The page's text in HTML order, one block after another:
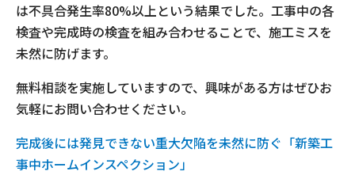
は不具合発生率80%以上という結果でした。工事中の各
検査や完成時の検査を組み合わせることで、施工ミスを
未然に防げます。
無料相談を実施していますので、興味がある方はぜひお
気軽にお問い合わせください。
完成後には発見できない重大欠陥を未然に防ぐ「新築工
事中ホームインスペクション」